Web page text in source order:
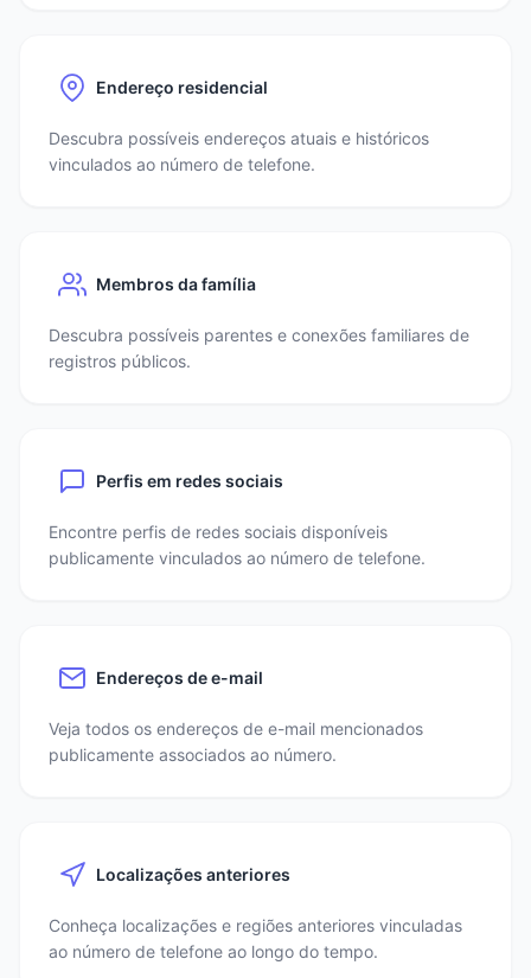
Endereço residencial
Descubra possíveis endereços atuais e históricos
vinculados ao número de telefone.
Membros da família
Descubra possíveis parentes e conexões familiares de
registros públicos.
Perfis em redes sociais
Encontre perfis de redes sociais disponíveis
publicamente vinculados ao número de telefone.
Endereços de e-mail
Veja todos os endereços de e-mail mencionados
publicamente associados ao número.
Localizações anteriores
Conheça localizações e regiões anteriores vinculadas
ao número de telefone ao longo do tempo.